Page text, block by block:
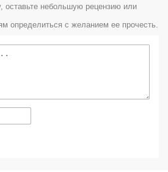
оставьте небольшую рецензию или
определиться с желанием ее прочесть.